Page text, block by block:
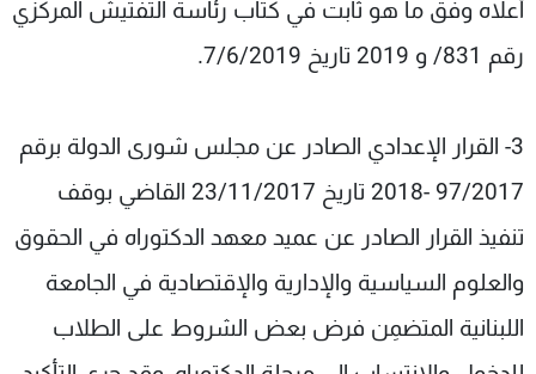
أعلاه وفق ما هو ثابت في كتاب رئاسة التفتيش المركزي
رقم 831/ و 2019 تاريخ 7/6/2019.
3- القرار الإعدادي الصادر عن مجلس شورى الدولة برقم
97/2017 -2018 تاريخ 23/11/2017 القاضي بوقف
تنفيذ القرار الصادر عن عميد معهد الدكتوراه في الحقوق
والعلوم السياسية والإدارية والإقتصادية في الجامعة
اللبنانية المتضمِن فرض بعض الشروط على الطلاب